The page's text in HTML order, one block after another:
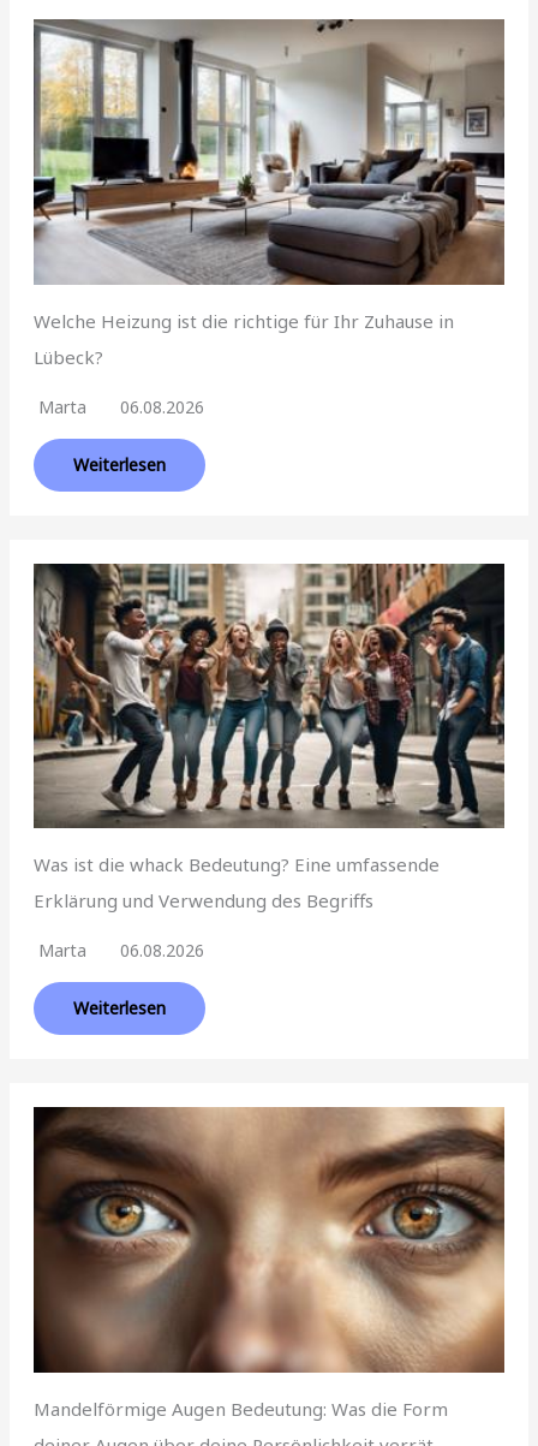
Welche Heizung ist die richtige für Ihr Zuhause in
Lübeck?
Marta 06.08.2026
Weiterlesen
Was ist die whack Bedeutung? Eine umfassende
Erklärung und Verwendung des Begriffs
Marta 06.08.2026
Weiterlesen
Mandelförmige Augen Bedeutung: Was die Form